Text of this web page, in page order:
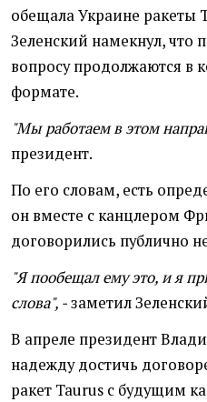
обещала Украине ракеты
Зеленский намекнул, что
вопросу продолжаются в
формате.
"Мы работаем в этом
президент.
По его словам, есть
он вместе с канцлером
договорились публично
"Я пообещал ему это, и я
слова", -заметил
В апреле президент
надежду достичь
ракет Taurus с будущим